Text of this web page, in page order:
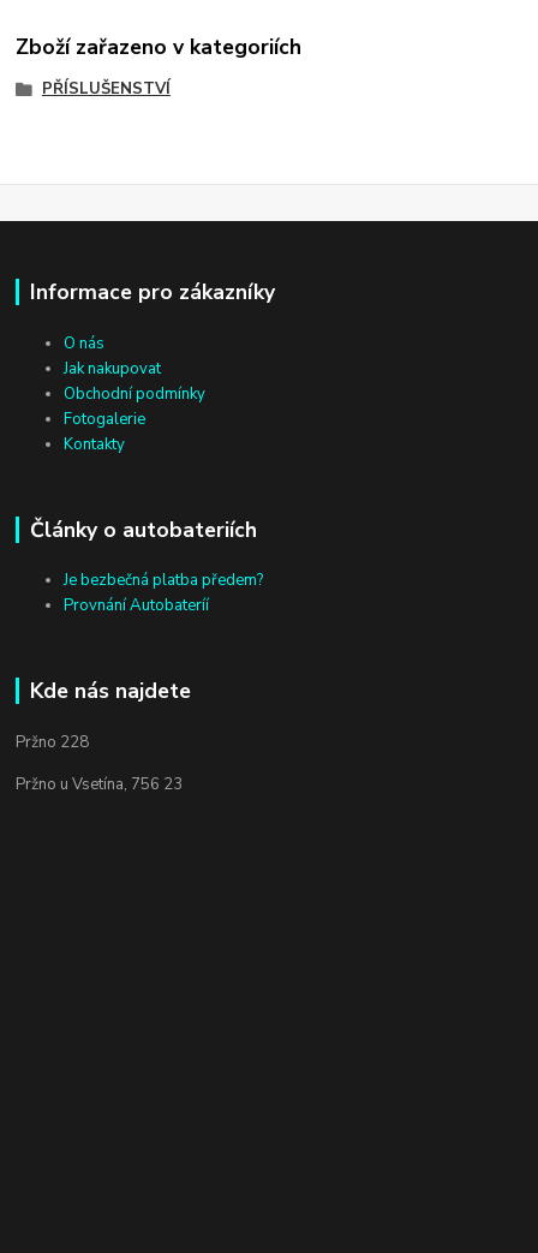
Zboží zařazeno v kategoriích
PŘÍSLUŠENSTVÍ
Informace pro zákazníky
O nás
Jak nakupovat
Obchodní podmínky
Fotogalerie
Kontakty
Články o autobateriích
Je bezbečná platba předem?
Provnání Autobateríí
Kde nás najdete
Pržno 228
Pržno u Vsetína, 756 23